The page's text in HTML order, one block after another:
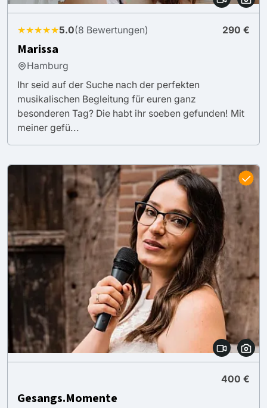
★★★★★5.0(8 Bewertungen) 290 €
Marissa
Hamburg
Ihr seid auf der Suche nach der perfekten
musikalischen Begleitung für euren ganz
besonderen Tag? Die habt ihr soeben gefunden! Mit
meiner gefü...
400 €
Gesangs.Momente